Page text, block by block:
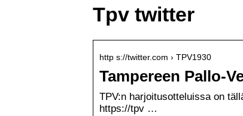
Tpv twitter
http s://twitter.com › TPV1930
Tampereen Pallo-
TPV:n harjoitusotteluissa on
https://tpv …